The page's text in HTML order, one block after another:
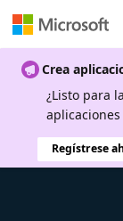
Crea
¿Listo para
Regístrese